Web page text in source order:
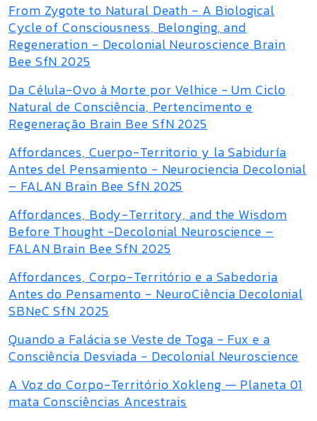
From Zygote to Natural Death - A Biological
Cycle of Consciousness, Belonging, and
Regeneration - Decolonial Neuroscience Brain
Bee SfN 2025
Da Célula-Ovo à Morte por Velhice - Um Ciclo
Natural de Consciência, Pertencimento e
Regeneração Brain Bee SfN 2025
Affordances, Cuerpo-Territorio y la Sabiduría
Antes del Pensamiento - Neurociencia Decolonial
– FALAN Brain Bee SfN 2025
Affordances, Body-Territory, and the Wisdom
Before Thought -Decolonial Neuroscience –
FALAN Brain Bee SfN 2025
Affordances, Corpo-Território e a Sabedoria
Antes do Pensamento - NeuroCiência Decolonial
SBNeC SfN 2025
Quando a Falácia se Veste de Toga - Fux e a
Consciência Desviada - Decolonial Neuroscience
A Voz do Corpo-Território Xokleng — Planeta 01
mata Consciências Ancestrais